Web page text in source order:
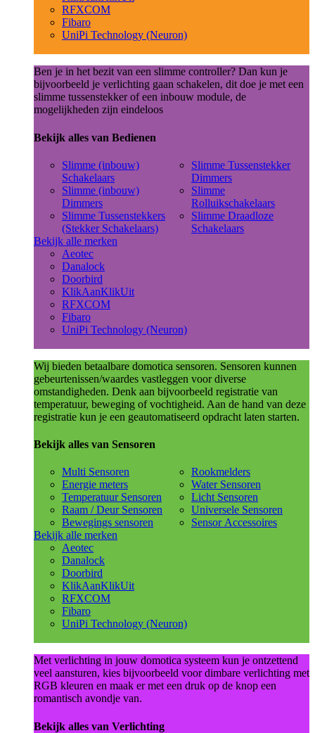
RFXCOM
Fibaro
UniPi Technology (Neuron)
Ben je in het bezit van een slimme controller? Dan kun je
bijvoorbeeld je verlichting gaan schakelen, dit doe je met een
slimme tussenstekker of een inbouw module, de
mogelijkheden zijn eindeloos
Bekijk alles van Bedienen
Slimme (inbouw)
Schakelaars
Slimme (inbouw)
Dimmers
Slimme Tussenstekkers
(Stekker Schakelaars)
Slimme Tussenstekker
Dimmers
Slimme
Rolluikschakelaars
Slimme Draadloze
Schakelaars
Bekijk alle merken
Aeotec
Danalock
Doorbird
KlikAanKlikUit
RFXCOM
Fibaro
UniPi Technology (Neuron)
Wij bieden betaalbare domotica sensoren. Sensoren kunnen
gebeurtenissen/waardes vastleggen voor diverse
omstandigheden. Denk aan bijvoorbeeld registratie van
temperatuur, beweging of vochtigheid. Aan de hand van deze
registratie kun je een geautomatiseerd opdracht laten starten.
Bekijk alles van Sensoren
Multi Sensoren
Energie meters
Temperatuur Sensoren
Raam / Deur Sensoren
Bewegings sensoren
Rookmelders
Water Sensoren
Licht Sensoren
Universele Sensoren
Sensor Accessoires
Bekijk alle merken
Aeotec
Danalock
Doorbird
KlikAanKlikUit
RFXCOM
Fibaro
UniPi Technology (Neuron)
Met verlichting in jouw domotica systeem kun je ontzettend
veel aansturen, kies bijvoorbeeld voor dimbare verlichting met
RGB kleuren en maak er met een druk op de knop een
romantisch avondje van.
Bekijk alles van Verlichting